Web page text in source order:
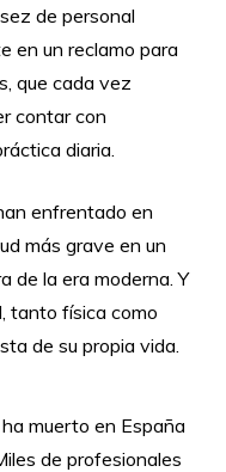
de personal
en un reclamo para
que cada vez
contar con
diaria.
enfrentado en
más grave en un
de la era moderna. Y
tanto física como
de su propia vida.
muerto en España
de profesionales